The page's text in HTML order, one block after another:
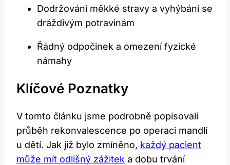
Dodržování měkké ​stravy a vyhýbání se
dráždivým potravinám
Řádný odpočinek‌ a omezení fyzické
námahy
Klíčové Poznatky
V tomto článku jsme podrobně popisovali
průběh rekonvalescence po operaci mandlí
u⁤ dětí. Jak‌ již bylo zmíněno, každý pacient
může mít odlišný zážitek a dobu trvání